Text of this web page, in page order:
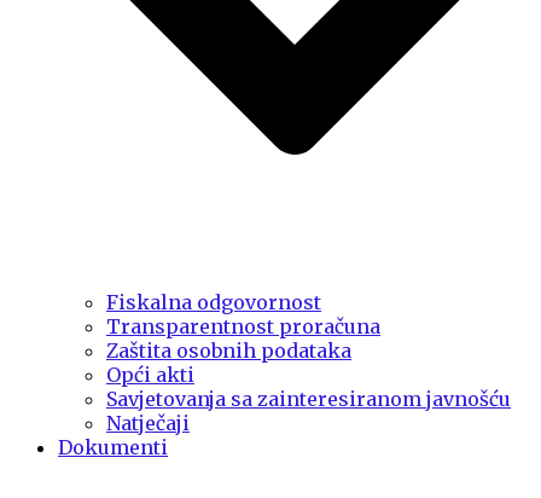
Fiskalna odgovornost
Transparentnost proračuna
Zaštita osobnih podataka
Opći akti
Savjetovanja sa zainteresiranom javnošću
Natječaji
Dokumenti